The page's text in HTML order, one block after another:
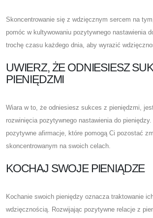
Skoncentrowanie się z wdzięcznym sercem na
pomóc w kultywowaniu pozytywnego nastawienia
trochę czasu każdego dnia, aby wyrazić
UWIERZ, ŻE ODNIESIESZ
PIENIĘDZMI
Wiara w to, że odniesiesz sukces z pieniędzmi,
rozwinięcia pozytywnego nastawienia do
pozytywne afirmacje, które pomogą Ci pozostać
skoncentrowanym na swoich celach.
KOCHAJ SWOJE PIENIĄDZE
Kochanie swoich pieniędzy oznacza traktowanie
wdzięcznością. Rozwijając pozytywne relacje z